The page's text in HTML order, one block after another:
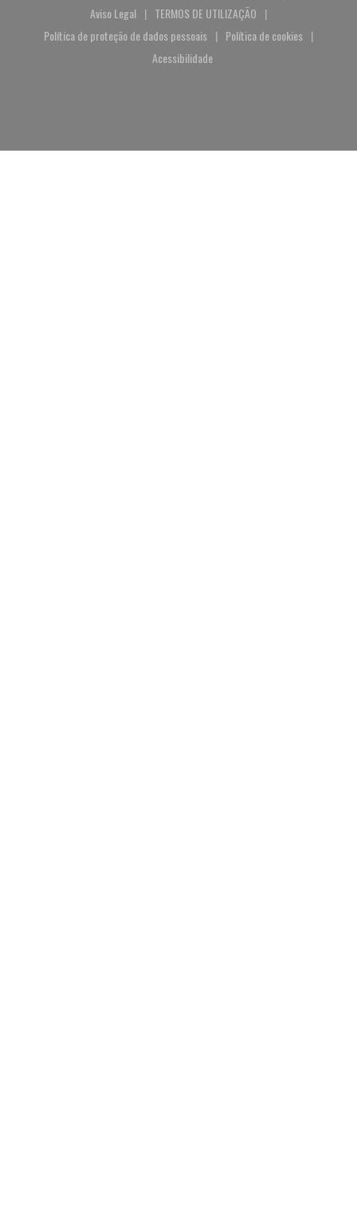
Aviso Legal
((abre numa nova janela))
TERMOS DE UTILIZAÇÃO
((abre numa nova janela))
Política de proteção de dados pessoais
((abre numa nova janela))
Política de cookies
((abre numa nova
Acessibilidade
((abre numa nova janela))